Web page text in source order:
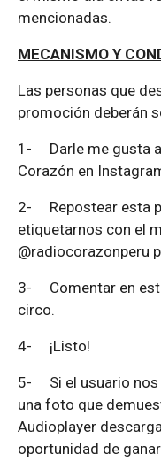
mencionadas.
MECANISMO Y
Las personas que
promoción deberán
1- Darle me gusta
Corazón en
2- Repostear esta
etiquetarnos con el
@radiocorazonperu
3- Comentar en
circo.
4- ¡Listo!
5- Si el usuario
una foto que
Audioplayer
oportunidad de ganar.